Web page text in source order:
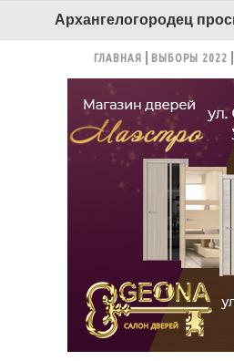
ГЛАВНАЯ ВЫБОРЫ 2022